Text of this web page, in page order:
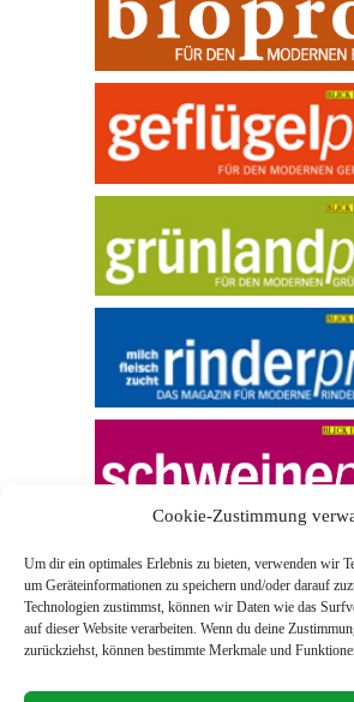
Cookie-Zustimmung
Um dir ein optimales Erlebnis zu bieten, verwenden wir
um Geräteinformationen zu speichern und/oder darauf
Technologien zustimmst, können wir Daten wie das
auf dieser Website verarbeiten. Wenn du deine
zurückziehst, können bestimmte Merkmale und